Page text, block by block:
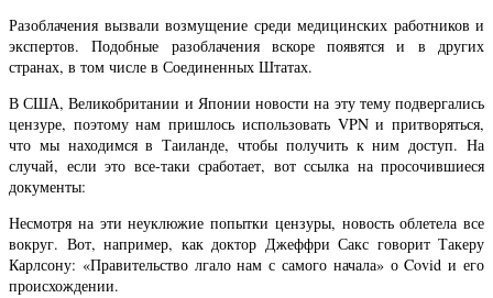
Разоблачения вызвали возмущение среди медицинских работников и
экспертов. Подобные разоблачения вскоре появятся и в других
странах, в том числе в Соединенных Штатах.
В США, Великобритании и Японии новости на эту тему подвергались
цензуре, поэтому нам пришлось использовать VPN и притворяться,
что мы находимся в Таиланде, чтобы получить к ним доступ. На
случай, если это все-таки сработает, вот ссылка на просочившиеся
документы:
Несмотря на эти неуклюжие попытки цензуры, новость облетела все
вокруг. Вот, например, как доктор Джеффри Сакс говорит Такеру
Карлсону: «Правительство лгало нам с самого начала» о Covid и его
происхождении.